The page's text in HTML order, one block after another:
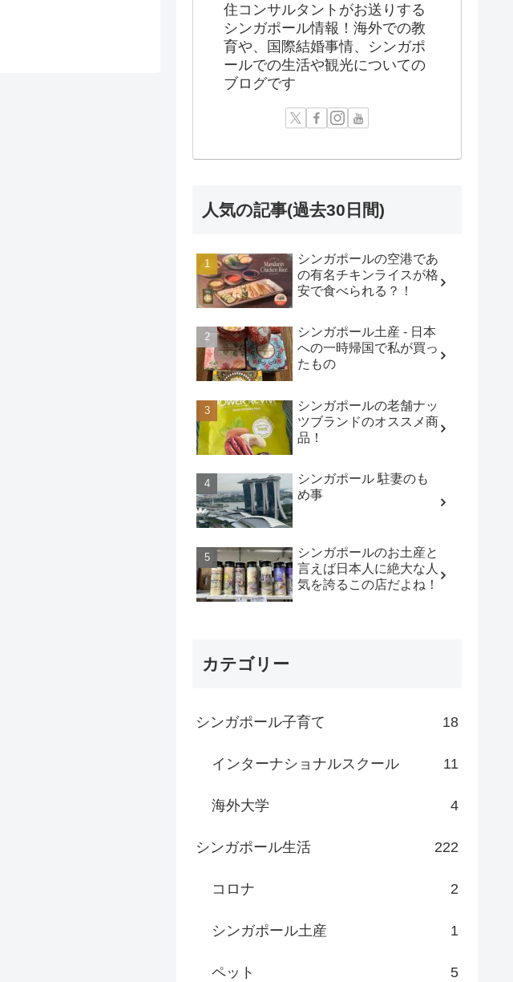
住コンサルタントがお送りする
シンガポール情報！海外での教
育や、国際結婚事情、シンガポ
ールでの生活や観光についての
ブログです
人気の記事(過去30日間)
シンガポールの空港であ
の有名チキンライスが格
安で食べられる？！
シンガポール土産 - 日本
への一時帰国で私が買っ
たもの
シンガポールの老舗ナッ
ツブランドのオススメ商
品！
シンガポール 駐妻のも
め事
シンガポールのお土産と
言えば日本人に絶大な人
気を誇るこの店だよね！
カテゴリー
シンガポール子育て 18
インターナショナルスクール 11
海外大学 4
シンガポール生活 222
コロナ 2
シンガポール土産 1
ペット 5